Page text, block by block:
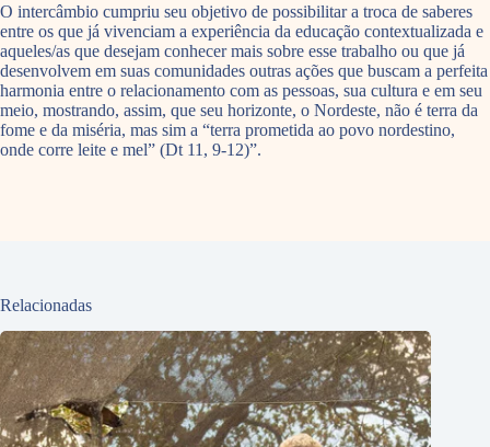
O intercâmbio cumpriu seu objetivo de possibilitar a troca de saberes
entre os que já vivenciam a experiência da educação contextualizada e
aqueles/as que desejam conhecer mais sobre esse trabalho ou que já
desenvolvem em suas comunidades outras ações que buscam a perfeita
harmonia entre o relacionamento com as pessoas, sua cultura e em seu
meio, mostrando, assim, que seu horizonte, o Nordeste, não é terra da
fome e da miséria, mas sim a “terra prometida ao povo nordestino,
onde corre leite e mel” (Dt 11, 9-12)”.
Relacionadas